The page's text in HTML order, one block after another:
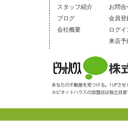
スタッフ紹介
ブログ
会社概要
お問合
会員登
ログイ
来店予